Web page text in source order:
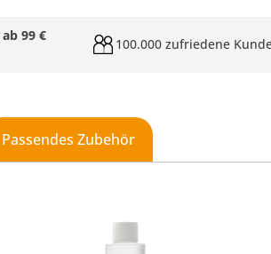
ab 99 €
100.000 zufriedene
Passendes Zubehör